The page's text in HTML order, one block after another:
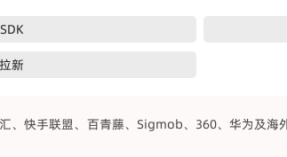
新
、快手联盟、百青藤、Sigmob、360、华为及